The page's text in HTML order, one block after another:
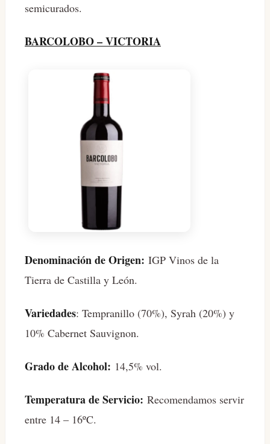
semicurados.
BARCOLOBO – VICTORIA
Denominación de Origen: IGP Vinos de la
Tierra de Castilla y León.
Variedades: Tempranillo (70%), Syrah (20%) y
10% Cabernet Sauvignon.
Grado de Alcohol: 14,5% vol.
Temperatura de Servicio: Recomendamos servir
entre 14 – 16ºC.